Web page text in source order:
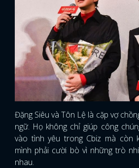
Đặng Siêu và Tôn Lệ là cặp vợ
ngữ. Họ không chỉ giúp công
vào tình yêu trong Cbiz mà còn
mình phải cười bò vì những trò
nhau.